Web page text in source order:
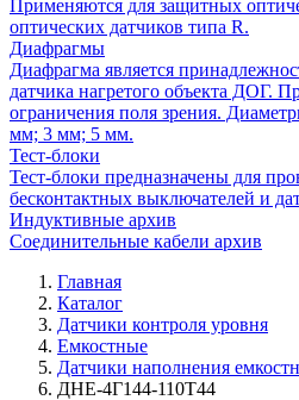
Применяются для защитных
оптических датчиков типа R.
Диафрагмы
Диафрагма является
датчика нагретого объекта ДОГ.
ограничения поля зрения.
мм; 3 мм; 5 мм.
Тест-блоки
Тест-блоки предназначены для
бесконтактных выключателей и
Индуктивные архив
Соединительные кабели архив
Главная
Каталог
Датчики контроля уровня
Емкостные
Датчики наполнения
ДНЕ-4Г144-110Т44